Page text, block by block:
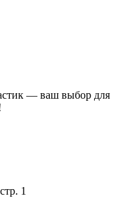
— ваш выбор для
1